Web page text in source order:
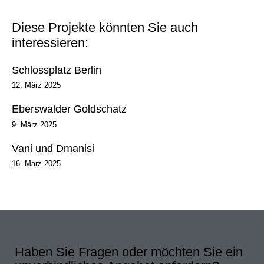
Diese Projekte könnten Sie auch
interessieren:
Schlossplatz Berlin
12. März 2025
Eberswalder Goldschatz
9. März 2025
Vani und Dmanisi
16. März 2025
Haben Sie Fragen oder möchten Sie ein